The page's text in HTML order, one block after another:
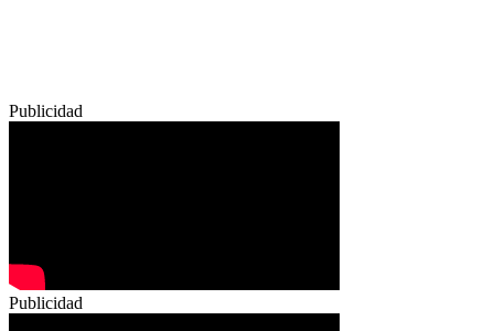
Publicidad
Publicidad